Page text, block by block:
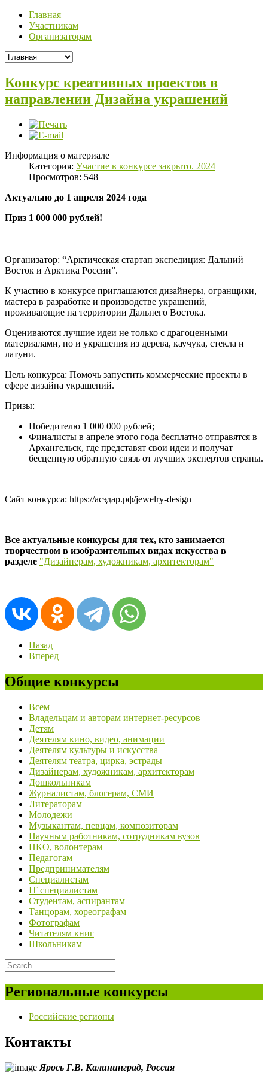
Главная
Участникам
Организаторам
Конкурс креативных проектов в
направлении Дизайна украшений
Информация о материале
Категория: Участие в конкурсе закрыто. 2024
Просмотров: 548
Актуально до 1 апреля 2024 года
Приз 1 000 000 рублей!
Организатор: “Арктическая стартап экспедиция: Дальний
Восток и Арктика России”.
К участию в конкурсе приглашаются дизайнеры, огранщики,
мастера в разработке и производстве украшений,
проживающие на территории Дальнего Востока.
Оцениваются лучшие идеи не только с драгоценными
материалами, но и украшения из дерева, каучука, стекла и
латуни.
Цель конкурса: Помочь запустить коммерческие проекты в
сфере дизайна украшений.
Призы:
Победителю 1 000 000 рублей;
Финалисты в апреле этого года бесплатно отправятся в
Архангельск, где представят свои идеи и получат
бесценную обратную связь от лучших экспертов страны.
Сайт конкурса: https://асэдар.рф/jewelry-design
Все актуальные конкурсы для тех, кто занимается
творчеством в изобразительных видах искусства в
разделе "Дизайнерам, художникам, архитекторам"
Назад
Вперед
Общие конкурсы
Всем
Владельцам и авторам интернет-ресурсов
Детям
Деятелям кино, видео, анимации
Деятелям культуры и искусства
Деятелям театра, цирка, эстрады
Дизайнерам, художникам, архитекторам
Дошкольникам
Журналистам, блогерам, СМИ
Литераторам
Молодежи
Музыкантам, певцам, композиторам
Научным работникам, сотрудникам вузов
НКО, волонтерам
Педагогам
Предпринимателям
Специалистам
IT специалистам
Студентам, аспирантам
Танцорам, хореографам
Фотографам
Читателям книг
Школьникам
Региональные конкурсы
Российские регионы
Контакты
Ярось Г.В. Калининград, Россия